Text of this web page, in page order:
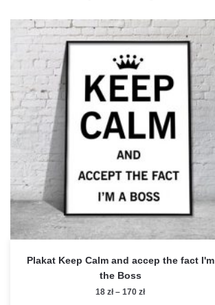
Plakat Keep Calm and accep the fact I'm
the Boss
18 zł – 170 złZakres